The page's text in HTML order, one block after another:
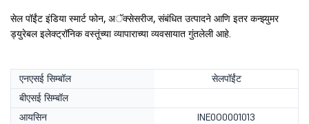
सेल पॉईंट इंडिया स्मार्ट फोन, अॅक्सेसरीज, संबंधित उत्पादने आणि इतर कन्झ्युमर
ड्युरेबल इलेक्ट्रॉनिक वस्तूंच्या व्यापाराच्या व्यवसायात गुंतलेली आहे.
एनएसई सिम्बॉल
सेलपॉईंट
बीएसई सिम्बॉल
आयसिन
INE0O0001013